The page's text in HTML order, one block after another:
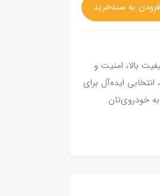
بالا، امنیت و
ایده‌آل برای
خودروی‌تان